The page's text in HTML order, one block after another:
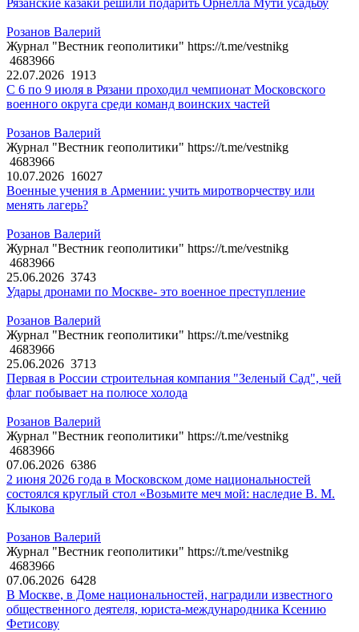
Рязанские казаки решили подарить Орнелла Мути усадьбу
Розанов Валерий
Журнал "Вестник геополитики" https://t.me/vestnikg
4683966
22.07.2026 1913
С 6 по 9 июля в Рязани проходил чемпионат Московского
военного округа среди команд воинских частей
Розанов Валерий
Журнал "Вестник геополитики" https://t.me/vestnikg
4683966
10.07.2026 16027
Военные учения в Армении: учить миротворчеству или
менять лагерь?
Розанов Валерий
Журнал "Вестник геополитики" https://t.me/vestnikg
4683966
25.06.2026 3743
Удары дронами по Москве- это военное преступление
Розанов Валерий
Журнал "Вестник геополитики" https://t.me/vestnikg
4683966
25.06.2026 3713
Первая в России строительная компания "Зеленый Сад", чей
флаг побывает на полюсе холода
Розанов Валерий
Журнал "Вестник геополитики" https://t.me/vestnikg
4683966
07.06.2026 6386
2 июня 2026 года в Московском доме национальностей
состоялся круглый стол «Возьмите меч мой: наследие В. М.
Клыкова
Розанов Валерий
Журнал "Вестник геополитики" https://t.me/vestnikg
4683966
07.06.2026 6428
В Москве, в Доме национальностей, наградили известного
общественного деятеля, юриста-международника Ксению
Фетисову